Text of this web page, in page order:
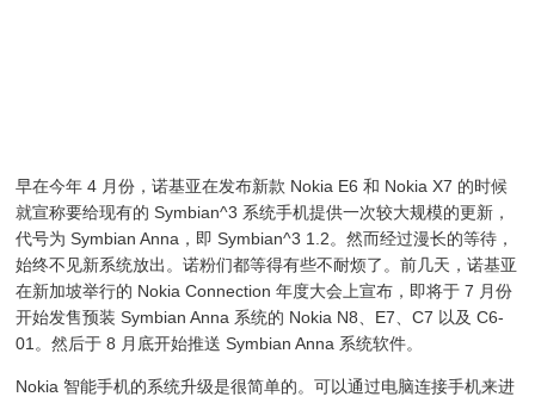
早在今年 4 月份，诺基亚在发布新款 Nokia E6 和 Nokia X7 的时候
就宣称要给现有的 Symbian^3 系统手机提供一次较大规模的更新，
代号为 Symbian Anna，即 Symbian^3 1.2。然而经过漫长的等待，
始终不见新系统放出。诺粉们都等得有些不耐烦了。前几天，诺基亚
在新加坡举行的 Nokia Connection 年度大会上宣布，即将于 7 月份
开始发售预装 Symbian Anna 系统的 Nokia N8、E7、C7 以及 C6-
01。然后于 8 月底开始推送 Symbian Anna 系统软件。
Nokia 智能手机的系统升级是很简单的。可以通过电脑连接手机来进